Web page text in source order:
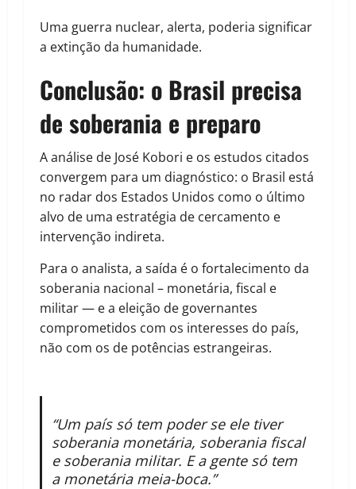
Uma guerra nuclear, alerta, poderia significar
a extinção da humanidade.
Conclusão: o Brasil precisa
de soberania e preparo
A análise de José Kobori e os estudos citados
convergem para um diagnóstico: o Brasil está
no radar dos Estados Unidos como o último
alvo de uma estratégia de cercamento e
intervenção indireta.
Para o analista, a saída é o fortalecimento da
soberania nacional – monetária, fiscal e
militar — e a eleição de governantes
comprometidos com os interesses do país,
não com os de potências estrangeiras.
“Um país só tem poder se ele tiver
soberania monetária, soberania fiscal
e soberania militar. E a gente só tem
a monetária meia-boca.”